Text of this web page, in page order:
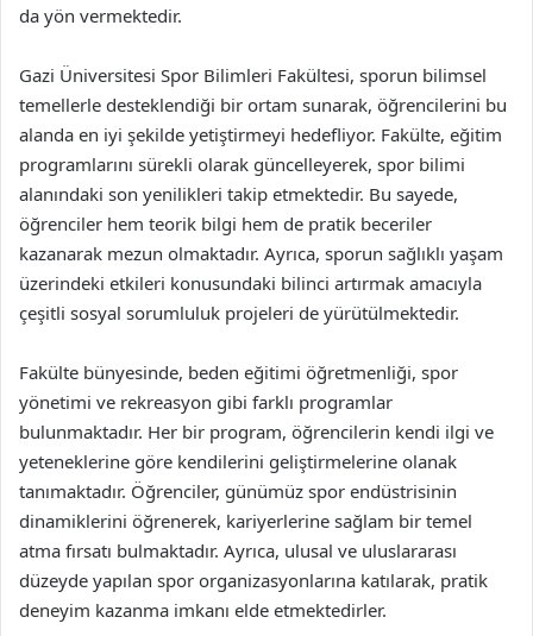
da yön vermektedir.
Gazi Üniversitesi Spor Bilimleri Fakültesi, sporun bilimsel
temellerle desteklendiği bir ortam sunarak, öğrencilerini bu
alanda en iyi şekilde yetiştirmeyi hedefliyor. Fakülte, eğitim
programlarını sürekli olarak güncelleyerek, spor bilimi
alanındaki son yenilikleri takip etmektedir. Bu sayede,
öğrenciler hem teorik bilgi hem de pratik beceriler
kazanarak mezun olmaktadır. Ayrıca, sporun sağlıklı yaşam
üzerindeki etkileri konusundaki bilinci artırmak amacıyla
çeşitli sosyal sorumluluk projeleri de yürütülmektedir.
Fakülte bünyesinde, beden eğitimi öğretmenliği, spor
yönetimi ve rekreasyon gibi farklı programlar
bulunmaktadır. Her bir program, öğrencilerin kendi ilgi ve
yeteneklerine göre kendilerini geliştirmelerine olanak
tanımaktadır. Öğrenciler, günümüz spor endüstrisinin
dinamiklerini öğrenerek, kariyerlerine sağlam bir temel
atma fırsatı bulmaktadır. Ayrıca, ulusal ve uluslararası
düzeyde yapılan spor organizasyonlarına katılarak, pratik
deneyim kazanma imkanı elde etmektedirler.